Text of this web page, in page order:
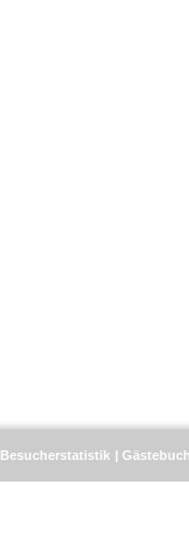
Besucherstatistik